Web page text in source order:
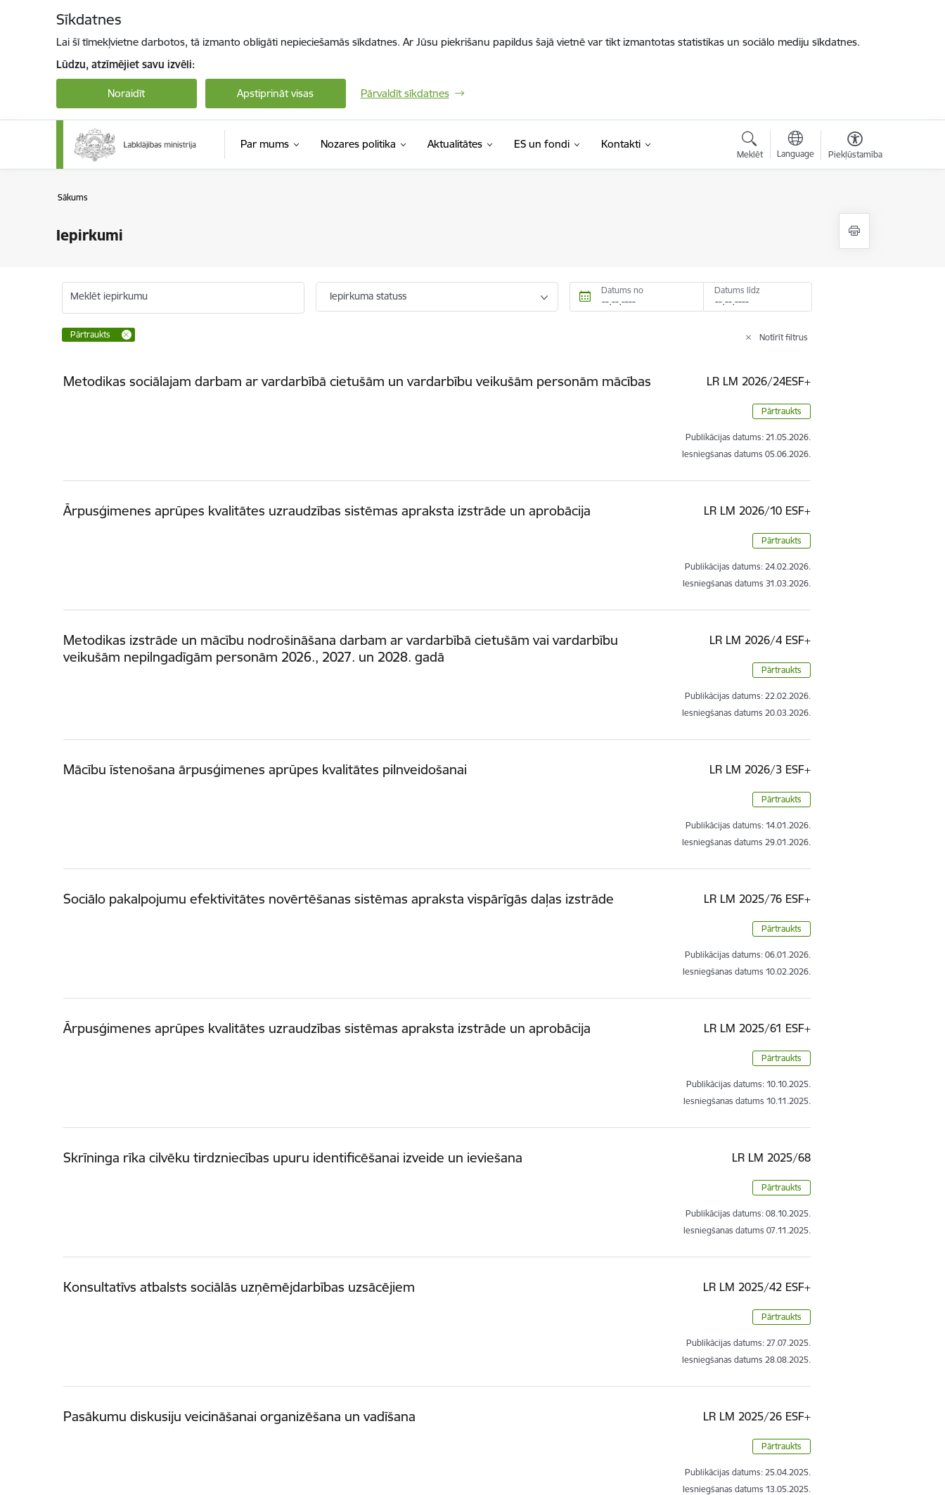
Sīkdatnes
Lai šī tīmekļvietne darbotos, tā izmanto obligāti nepieciešamās sīkdatnes. Ar Jūsu piekrišanu papildus šajā vietnē var tikt izmantotas statistikas un sociālo mediju sīkdatnes.
Lūdzu, atzīmējiet savu izvēli:
Noraidīt Apstiprināt visas Pārvaldīt sīkdatnes
Par mums Nozares politika Aktualitātes ES un fondi Kontakti
Meklēt Language Piekļūstamība
Sākums
Iepirkumi
Meklēt iepirkumu Iepirkuma statuss Datums no Datums līdz
Pārtraukts Notīrīt filtrus
Metodikas sociālajam darbam ar vardarbībā cietušām un vardarbību veikušām personām mācības LR LM 2026/24ESF+
Pārtraukts
Publikācijas datums: 21.05.2026.
Iesniegšanas datums 05.06.2026.
Ārpusģimenes aprūpes kvalitātes uzraudzības sistēmas apraksta izstrāde un aprobācija LR LM 2026/10 ESF+
Pārtraukts
Publikācijas datums: 24.02.2026.
Iesniegšanas datums 31.03.2026.
Metodikas izstrāde un mācību nodrošināšana darbam ar vardarbībā cietušām vai vardarbību
veikušām nepilngadīgām personām 2026., 2027. un 2028. gadā
LR LM 2026/4 ESF+
Pārtraukts
Publikācijas datums: 22.02.2026.
Iesniegšanas datums 20.03.2026.
Mācību īstenošana ārpusģimenes aprūpes kvalitātes pilnveidošanai LR LM 2026/3 ESF+
Pārtraukts
Publikācijas datums: 14.01.2026.
Iesniegšanas datums 29.01.2026.
Sociālo pakalpojumu efektivitātes novērtēšanas sistēmas apraksta vispārīgās daļas izstrāde LR LM 2025/76 ESF+
Pārtraukts
Publikācijas datums: 06.01.2026.
Iesniegšanas datums 10.02.2026.
Ārpusģimenes aprūpes kvalitātes uzraudzības sistēmas apraksta izstrāde un aprobācija LR LM 2025/61 ESF+
Pārtraukts
Publikācijas datums: 10.10.2025.
Iesniegšanas datums 10.11.2025.
Skrīninga rīka cilvēku tirdzniecības upuru identificēšanai izveide un ieviešana LR LM 2025/68
Pārtraukts
Publikācijas datums: 08.10.2025.
Iesniegšanas datums 07.11.2025.
Konsultatīvs atbalsts sociālās uzņēmējdarbības uzsācējiem LR LM 2025/42 ESF+
Pārtraukts
Publikācijas datums: 27.07.2025.
Iesniegšanas datums 28.08.2025.
Pasākumu diskusiju veicināšanai organizēšana un vadīšana LR LM 2025/26 ESF+
Pārtraukts
Publikācijas datums: 25.04.2025.
Iesniegšanas datums 13.05.2025.